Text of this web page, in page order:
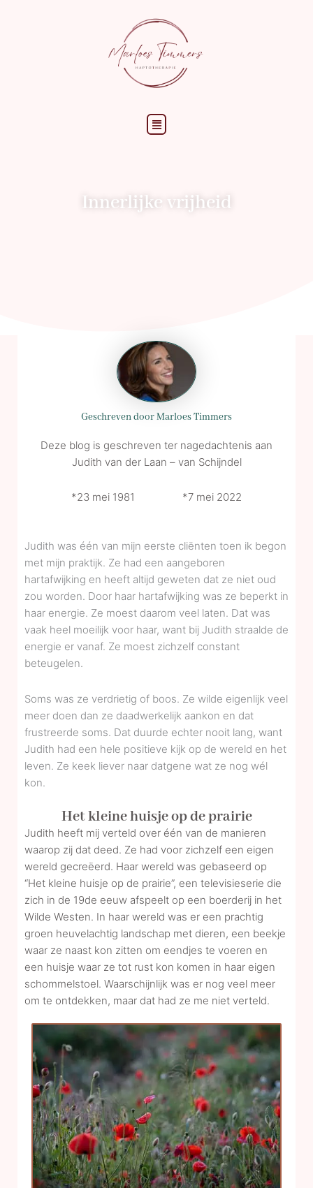
Menu
Innerlijke vrijheid
Geschreven door Marloes Timmers
Deze blog is geschreven ter nagedachtenis aan
Judith van der Laan – van Schijndel
*23 mei 1981 *7 mei 2022
Judith was één van mijn eerste cliënten toen ik begon
met mijn praktijk. Ze had een aangeboren
hartafwijking en heeft altijd geweten dat ze niet oud
zou worden. Door haar hartafwijking was ze beperkt in
haar energie. Ze moest daarom veel laten. Dat was
vaak heel moeilijk voor haar, want bij Judith straalde de
energie er vanaf. Ze moest zichzelf constant
beteugelen.
Soms was ze verdrietig of boos. Ze wilde eigenlijk veel
meer doen dan ze daadwerkelijk aankon en dat
frustreerde soms. Dat duurde echter nooit lang, want
Judith had een hele positieve kijk op de wereld en het
leven. Ze keek liever naar datgene wat ze nog wél
kon.
Het kleine huisje op de prairie
Judith heeft mij verteld over één van de manieren
waarop zij dat deed. Ze had voor zichzelf een eigen
wereld gecreëerd. Haar wereld was gebaseerd op
“Het kleine huisje op de prairie”, een televisieserie die
zich in de 19de eeuw afspeelt op een boerderij in het
Wilde Westen. In haar wereld was er een prachtig
groen heuvelachtig landschap met dieren, een beekje
waar ze naast kon zitten om eendjes te voeren en
een huisje waar ze tot rust kon komen in haar eigen
schommelstoel. Waarschijnlijk was er nog veel meer
om te ontdekken, maar dat had ze me niet verteld.